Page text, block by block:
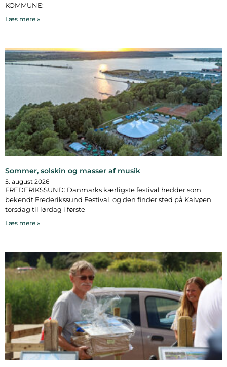
KOMMUNE:
Læs mere »
Sommer, solskin og masser af musik
5. august 2026
FREDERIKSSUND: Danmarks kærligste festival hedder som
bekendt Frederikssund Festival, og den finder sted på Kalvøen
torsdag til lørdag i første
Læs mere »